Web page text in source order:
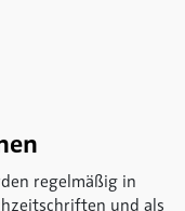
regelmäßig in
und als